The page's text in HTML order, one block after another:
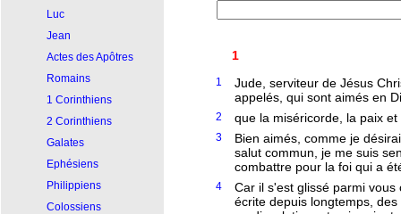
Luc
Jean
Actes des Apôtres
Romains
1 Corinthiens
2 Corinthiens
Galates
Ephésiens
Philippiens
Colossiens
1
1
Jude, serviteur de Jésus
appelés, qui sont aimés en
2 que la miséricorde, la paix
3
Bien aimés, comme je
salut commun, je me suis
combattre pour la foi qui a
4
Car il s'est glissé parmi
écrite depuis longtemps,